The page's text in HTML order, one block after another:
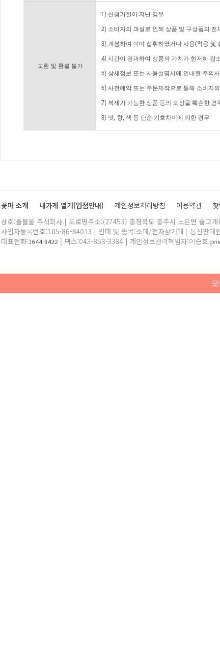
교환 및 환불 불가
1) 신청기한이 지난 경우
2) 소비자의 과실로 인해 상품 및 구성품의
3) 개봉하여 이미 섭취하였거나 사용(착용 및
4) 시간이 경과하여 상품의 가치가 현저히 감
5) 상세정보 또는 사용설명서에 안내된 주의
6) 사전예약 또는 주문제작으로 통해 소비자
7) 복제가 가능한 상품 등의 포장을 훼손한 경
8) 맛, 향, 색 등 단순 기호차이에 의한 경우
꽃마 소개 내가게 열기(입점안내) 개인정보처리방침 이용약관
상호:올블룸 주식회사 | 도로명주소:(27453) 충청북도 충주시 노은면 솔고
사업자등록번호:105-86-84013 | 업태 및 종목:소매/전자상거래 | 통신판매
대표전화:1644-8422 | 팩스:043-853-3384 | 개인정보관리책임자:이승호